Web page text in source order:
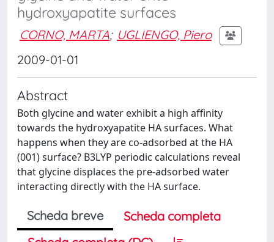
hydroxyapatite surfaces
CORNO, MARTA; UGLIENGO, Piero
2009-01-01
Abstract
Both glycine and water exhibit a high affinity
towards the hydroxyapatite HA surfaces. What
happens when they are co-adsorbed at the HA
(001) surface? B3LYP periodic calculations reveal
that glycine displaces the pre-adsorbed water
interacting directly with the HA surface.
Scheda breve
Scheda completa